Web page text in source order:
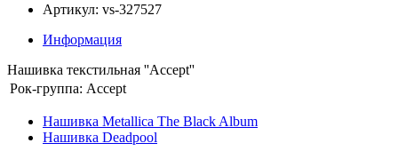
Артикул: vs-327527
Информация
Нашивка текстильная ''Accept''
Рок-группа: Accept
Нашивка Metallica The Black Album
Нашивка Deadpool